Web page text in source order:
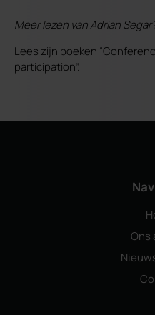
Meer lezen van Adrian
Lees zijn boeken
participation”.
Ons